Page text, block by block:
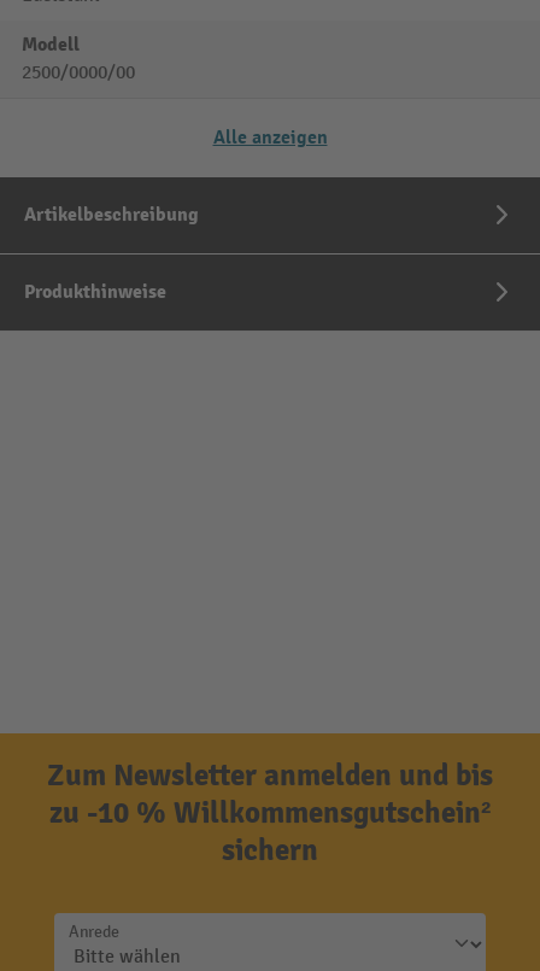
Modell
2500/0000/00
Alle anzeigen
Artikelbeschreibung
Produkthinweise
Zum Newsletter anmelden und bis
zu -10 % Willkommensgutschein²
sichern
Anrede